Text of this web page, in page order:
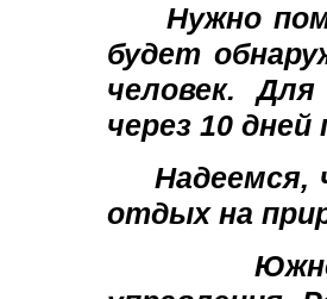
Нужно
будет
человек.
через 10 дней
Надеемся,
отдых на
Южно-